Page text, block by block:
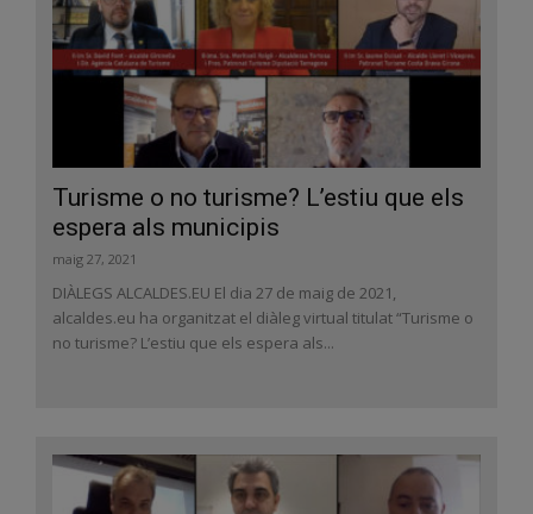
Turisme o no turisme? L’estiu que els
espera als municipis
maig 27, 2021
DIÀLEGS ALCALDES.EU El dia 27 de maig de 2021,
alcaldes.eu ha organitzat el diàleg virtual titulat “Turisme o
no turisme? L’estiu que els espera als...